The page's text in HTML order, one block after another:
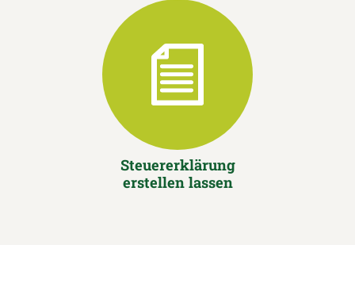
Steuererklärung
erstellen lassen